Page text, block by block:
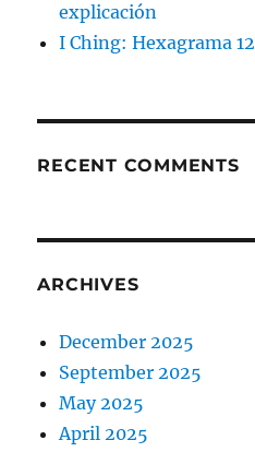
explicación
I Ching: Hexagrama 12
RECENT COMMENTS
ARCHIVES
December 2025
September 2025
May 2025
April 2025